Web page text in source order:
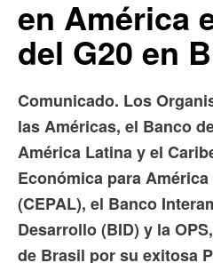
en América
del G20 en
Comunicado. Los
las Américas, el Banco
América Latina y el
Económica para
(CEPAL), el Banco
Desarrollo (BID) y la
de Brasil por su exitosa